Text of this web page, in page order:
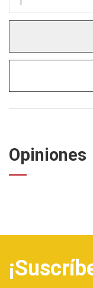
Opiniones